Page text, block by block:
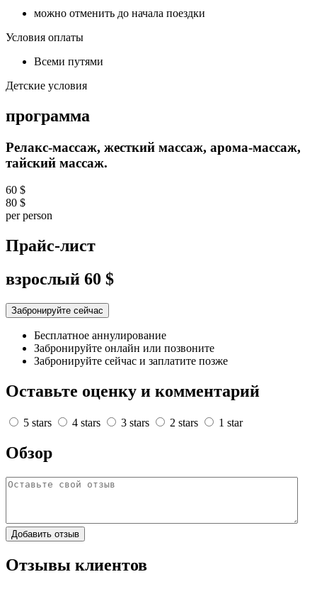
можно отменить до начала поездки
Условия оплаты
Всеми путями
Детские условия
программа
Релакс-массаж, жесткий массаж, арома-массаж,
тайский массаж.
60 $
80 $
per person
Прайс-лист
взрослый 60 $
Забронируйте сейчас
Бесплатное аннулирование
Забронируйте онлайн или позвоните
Забронируйте сейчас и заплатите позже
Оставьте оценку и комментарий
5 stars 4 stars 3 stars 2 stars 1 star
Обзор
Добавить отзыв
Отзывы клиентов